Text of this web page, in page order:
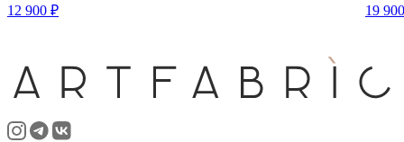
12 900 ₽ 19